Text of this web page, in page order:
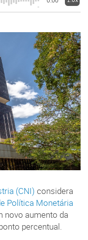
(CNI) considera
Política Monetária
novo aumento da
percentual.